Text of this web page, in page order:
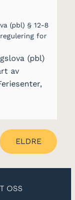
(pbl) § 12-8
for
(pbl)
av
ELDRE
OSS